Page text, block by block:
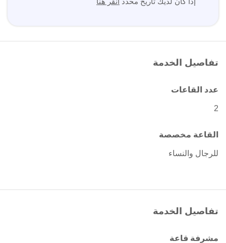
تفاصيل الخدمة
عدد القاعات
2
القاعة مخصصة
للرجال والنساء
تفاصيل الخدمة
مشرفة قاعة